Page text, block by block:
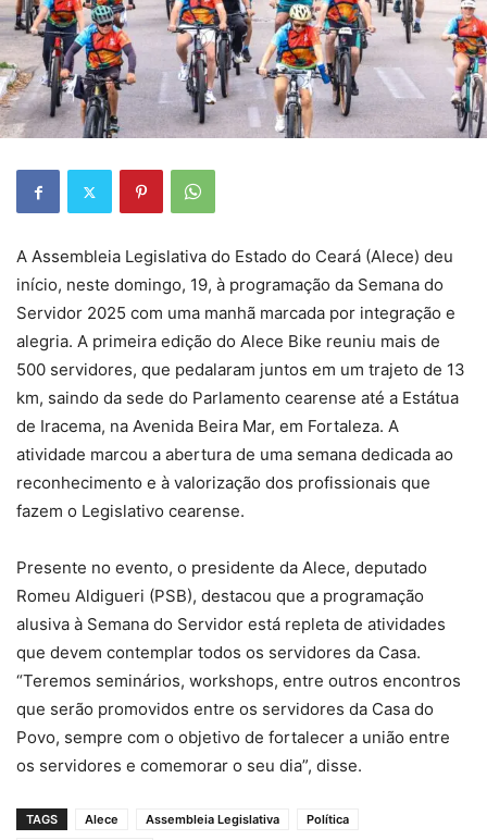
A Assembleia Legislativa do Estado do Ceará (Alece) deu
início, neste domingo, 19, à programação da Semana do
Servidor 2025 com uma manhã marcada por integração e
alegria. A primeira edição do Alece Bike reuniu mais de
500 servidores, que pedalaram juntos em um trajeto de 13
km, saindo da sede do Parlamento cearense até a Estátua
de Iracema, na Avenida Beira Mar, em Fortaleza. A
atividade marcou a abertura de uma semana dedicada ao
reconhecimento e à valorização dos profissionais que
fazem o Legislativo cearense.
Presente no evento, o presidente da Alece, deputado
Romeu Aldigueri (PSB), destacou que a programação
alusiva à Semana do Servidor está repleta de atividades
que devem contemplar todos os servidores da Casa.
“Teremos seminários, workshops, entre outros encontros
que serão promovidos entre os servidores da Casa do
Povo, sempre com o objetivo de fortalecer a união entre
os servidores e comemorar o seu dia”, disse.
TAGS Alece Assembleia Legislativa
Política